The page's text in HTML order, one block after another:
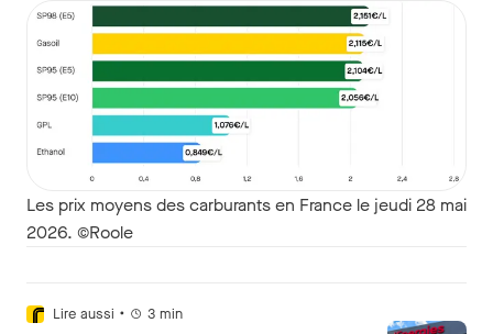
Les prix moyens des carburants en France le jeudi 28 mai
2026. ©Roole
Lire aussi • 3 min